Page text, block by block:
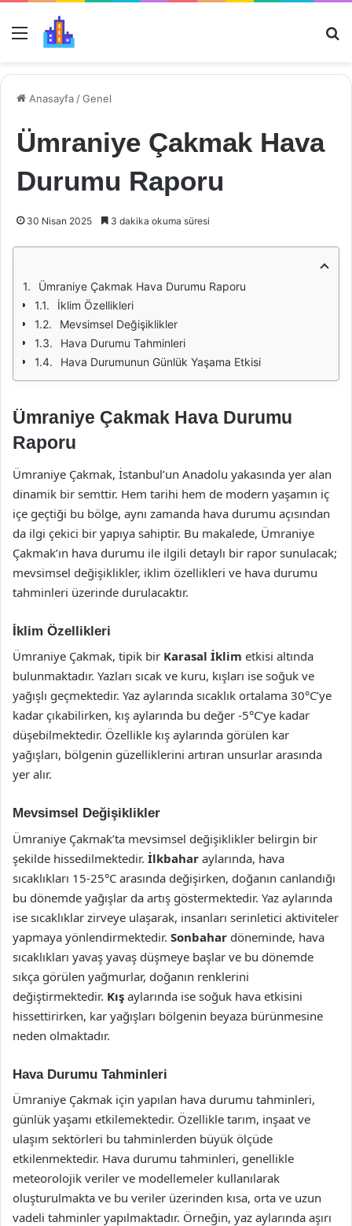
Menü
Anasayfa /Genel
Ümraniye Çakmak Hava
Durumu Raporu
30 Nisan 2025 3 dakika okuma süresi
Ümraniye Çakmak Hava Durumu Raporu
İklim Özellikleri
Mevsimsel Değişiklikler
Hava Durumu Tahminleri
Hava Durumunun Günlük Yaşama Etkisi
Ümraniye Çakmak Hava Durumu
Raporu
Ümraniye Çakmak, İstanbul’un Anadolu yakasında yer alan
dinamik bir semttir. Hem tarihi hem de modern yaşamın iç
içe geçtiği bu bölge, aynı zamanda hava durumu açısından
da ilgi çekici bir yapıya sahiptir. Bu makalede, Ümraniye
Çakmak’ın hava durumu ile ilgili detaylı bir rapor sunulacak;
mevsimsel değişiklikler, iklim özellikleri ve hava durumu
tahminleri üzerinde durulacaktır.
İklim Özellikleri
Ümraniye Çakmak, tipik bir Karasal İklim etkisi altında
bulunmaktadır. Yazları sıcak ve kuru, kışları ise soğuk ve
yağışlı geçmektedir. Yaz aylarında sıcaklık ortalama 30°C’ye
kadar çıkabilirken, kış aylarında bu değer -5°C’ye kadar
düşebilmektedir. Özellikle kış aylarında görülen kar
yağışları, bölgenin güzelliklerini artıran unsurlar arasında
yer alır.
Mevsimsel Değişiklikler
Ümraniye Çakmak’ta mevsimsel değişiklikler belirgin bir
şekilde hissedilmektedir. İlkbahar aylarında, hava
sıcaklıkları 15-25°C arasında değişirken, doğanın canlandığı
bu dönemde yağışlar da artış göstermektedir. Yaz aylarında
ise sıcaklıklar zirveye ulaşarak, insanları serinletici aktiviteler
yapmaya yönlendirmektedir. Sonbahar döneminde, hava
sıcaklıkları yavaş yavaş düşmeye başlar ve bu dönemde
sıkça görülen yağmurlar, doğanın renklerini
değiştirmektedir. Kış aylarında ise soğuk hava etkisini
hissettirirken, kar yağışları bölgenin beyaza bürünmesine
neden olmaktadır.
Hava Durumu Tahminleri
Ümraniye Çakmak için yapılan hava durumu tahminleri,
günlük yaşamı etkilemektedir. Özellikle tarım, inşaat ve
ulaşım sektörleri bu tahminlerden büyük ölçüde
etkilenmektedir. Hava durumu tahminleri, genellikle
meteorolojik veriler ve modellemeler kullanılarak
oluşturulmakta ve bu veriler üzerinden kısa, orta ve uzun
vadeli tahminler yapılmaktadır. Örneğin, yaz aylarında aşırı